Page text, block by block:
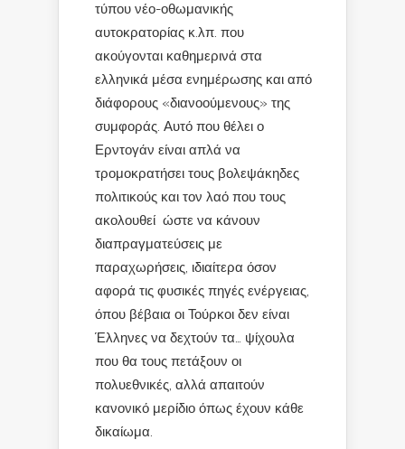
τύπου νέο-οθωμανικής
αυτοκρατορίας κ.λπ. που
ακούγονται καθημερινά στα
ελληνικά μέσα ενημέρωσης και από
διάφορους «διανοούμενους» της
συμφοράς. Αυτό που θέλει ο
Ερντογάν είναι απλά να
τρομοκρατήσει τους βολεψάκηδες
πολιτικούς και τον λαό που τους
ακολουθεί ώστε να κάνουν
διαπραγματεύσεις με
παραχωρήσεις, ιδιαίτερα όσον
αφορά τις φυσικές πηγές ενέργειας,
όπου βέβαια οι Τούρκοι δεν είναι
Έλληνες να δεχτούν τα… ψίχουλα
που θα τους πετάξουν οι
πολυεθνικές, αλλά απαιτούν
κανονικό μερίδιο όπως έχουν κάθε
δικαίωμα.